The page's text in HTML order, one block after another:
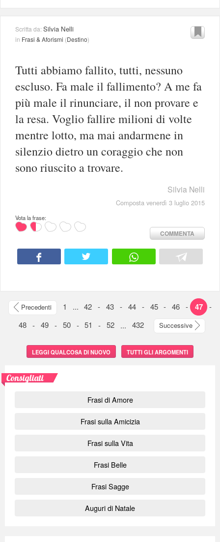
Scritta da:Silvia Nelli
in Frasi & Aforismi (Destino)
Tutti abbiamo fallito, tutti, nessuno
escluso. Fa male il fallimento? A me fa
più male il rinunciare, il non provare e
la resa. Voglio fallire milioni di volte
mentre lotto, ma mai andarmene in
silenzio dietro un coraggio che non
sono riuscito a trovare.
Silvia Nelli
Composta venerdì 3 luglio 2015
Vota la frase:
COMMENTA
Precedenti 1 ... 42 - 43 - 44 - 45 - 46 - 47
-
48 - 49 - 50 - 51 - 52 ... 432 Successive
LEGGI QUALCOSA DI NUOVO TUTTI GLI ARGOMENTI
Consigliati
Frasi di Amore
Frasi sulla Amicizia
Frasi sulla Vita
Frasi Belle
Frasi Sagge
Auguri di Natale